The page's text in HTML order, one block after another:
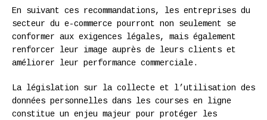
En suivant ces recommandations, les entreprises du
secteur du e-commerce pourront non seulement se
conformer aux exigences légales, mais également
renforcer leur image auprès de leurs clients et
améliorer leur performance commerciale.
La législation sur la collecte et l’utilisation des
données personnelles dans les courses en ligne
constitue un enjeu majeur pour protéger les